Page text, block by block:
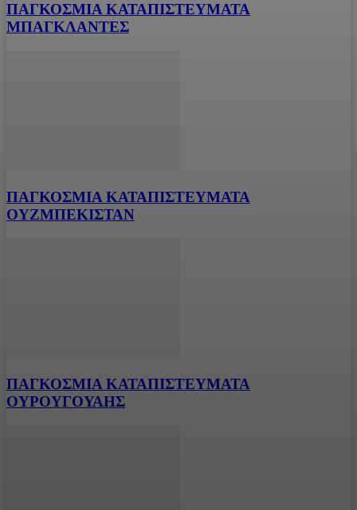
ΠΑΓΚΟΣΜΙΑ ΚΑΤΑΠΙΣΤΕΥΜΑΤΑ
ΜΠΑΓΚΛΑΝΤΕΣ
ΠΑΓΚΟΣΜΙΑ ΚΑΤΑΠΙΣΤΕΥΜΑΤΑ
ΟΥΖΜΠΕΚΙΣΤΑΝ
ΠΑΓΚΟΣΜΙΑ ΚΑΤΑΠΙΣΤΕΥΜΑΤΑ
ΟΥΡΟΥΓΟΥΑΗΣ